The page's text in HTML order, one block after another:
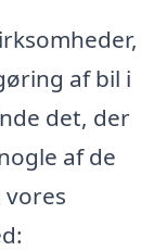
af bil i
det, der
af de